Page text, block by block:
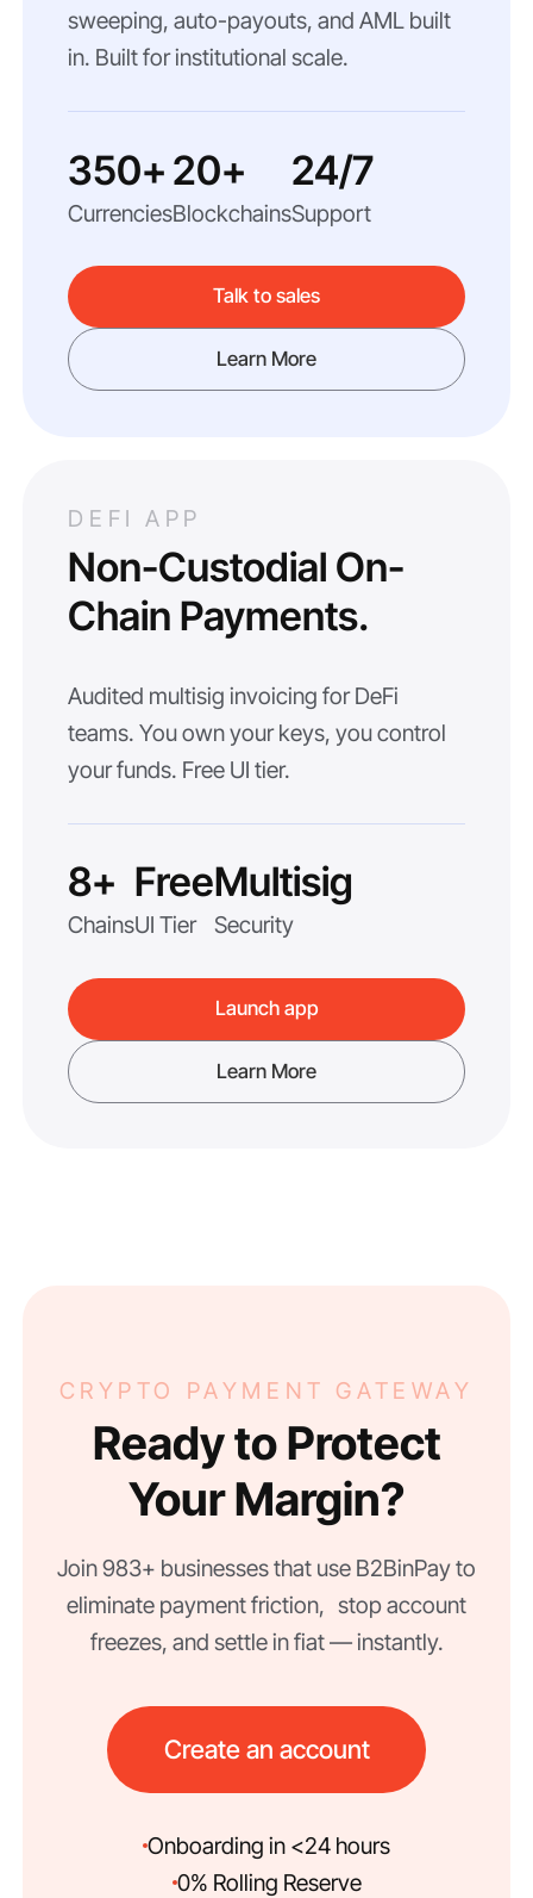
sweeping, auto-payouts, and AML built
in. Built for institutional scale.
350+
Currencies
20+
Blockchains
24/7
Support
Talk to sales
Learn More
DEFI APP
Non-Custodial On-
Chain Payments.
Audited multisig invoicing for DeFi
teams. You own your keys, you control
your funds. Free UI tier.
8+
Chains
Free
UI Tier
Multisig
Security
Launch app
Learn More
CRYPTO PAYMENT GATEWAY
Ready to Protect
Your Margin?
Join 983+ businesses that use B2BinPay to
eliminate payment friction, stop account
freezes, and settle in fiat — instantly.
Create an account
Onboarding in <24 hours
0% Rolling Reserve